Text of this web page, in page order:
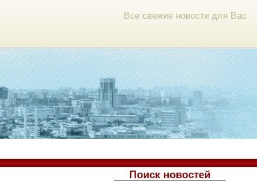
Все свежие новости для Вас
Поиск новостей